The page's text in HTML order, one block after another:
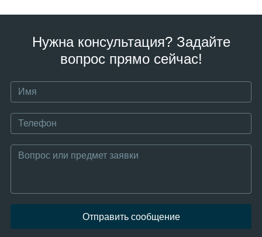
Нужна консультация? Задайте
вопрос прямо сейчас!
Отправить сообщение